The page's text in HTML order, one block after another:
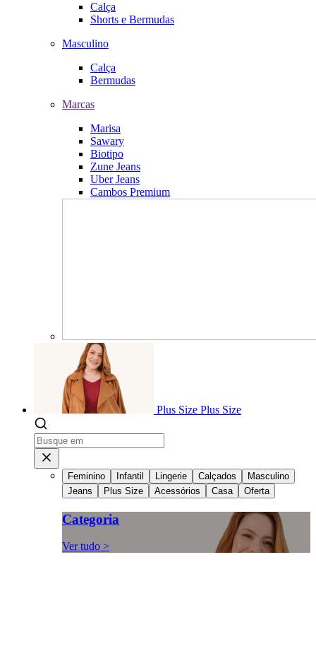
Calça
Shorts e Bermudas
Masculino
Calça
Bermudas
Marcas
Marisa
Sawary
Biotipo
Zune Jeans
Uber Jeans
Cambos Premium
Plus Size Plus Size
Feminino Infantil Lingerie Calçados
Masculino
Jeans
Plus Size Acessórios Casa Oferta
Categoria
Ver tudo >